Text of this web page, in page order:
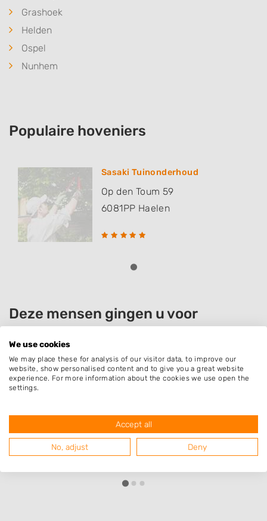
Grashoek
Helden
Ospel
Nunhem
Populaire hoveniers
Sasaki Tuinonderhoud
Op den Toum 59
6081PP Haelen
Deze mensen gingen u voor
Gert Verbrugghen
Bedrijf: Sasaki Tuinonderhoud
hard, maar ook heel precies. Hij is zeer
vriendelijk en denkt mee. Ik hoop dat ik hem
nog lang kan inschakelen om te helpen, want
We use cookies
We may place these for analysis of our visitor data, to improve our
website, show personalised content and to give you a great website
experience. For more information about the cookies we use open the
settings.
Accept all
No, adjust Deny